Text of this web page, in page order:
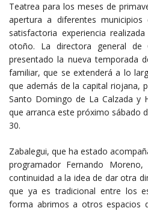
Teatrea para los meses de
apertura a diferentes
satisfactoria experiencia
otoño. La directora general de
presentado la nueva temporada
familiar, que se extenderá a lo
que además de la capital riojana,
Santo Domingo de La Calzada y
que arranca este próximo sábado
30.
Zabalegui, que ha estado
programador Fernando
continuidad a la idea de dar otra
que ya es tradicional entre los
forma abrimos a otros espacios